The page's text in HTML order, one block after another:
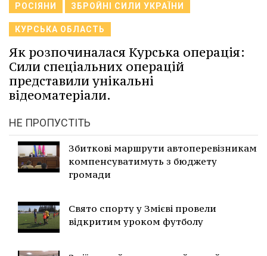
РОСІЯНИ ЗБРОЙНІ СИЛИ УКРАЇНИ
КУРСЬКА ОБЛАСТЬ
Як розпочиналася Курська операція:
Сили спеціальних операцій
представили унікальні
відеоматеріали.
НЕ ПРОПУСТІТЬ
Збиткові маршрути автоперевізникам
компенсуватимуть з бюджету
громади
Свято спорту у Змієві провели
відкритим уроком футболу